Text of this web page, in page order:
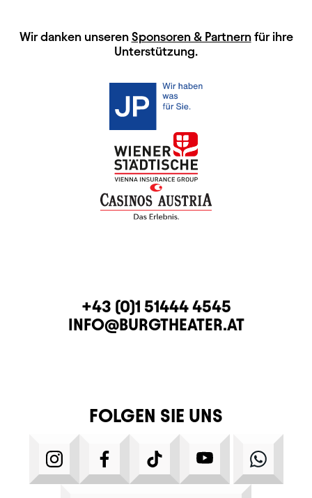
HAUPTSPONSOREN
Wir danken unseren Sponsoren & Partnernfür ihre
Unterstützung.
KONTAKTTELEFON
+43 (0)1 51444 4545
E-MAIL
INFO@BURGTHEATER.AT
FOLGEN SIE UNS
INSTAGRAMFACEBOOKTIKTOK YOUTUBE